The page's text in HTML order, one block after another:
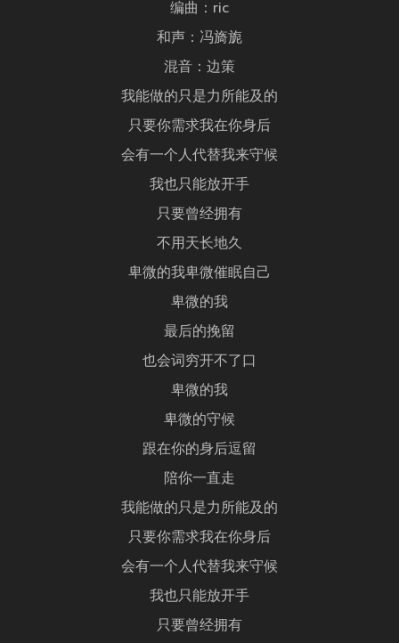
编曲：ric
和声：冯旖旎
混音：边策
我能做的只是力所能及的
只要你需求我在你身后
会有一个人代替我来守候
我也只能放开手
只要曾经拥有
不用天长地久
卑微的我卑微催眠自己
卑微的我
最后的挽留
也会词穷开不了口
卑微的我
卑微的守候
跟在你的身后逗留
陪你一直走
我能做的只是力所能及的
只要你需求我在你身后
会有一个人代替我来守候
我也只能放开手
只要曾经拥有